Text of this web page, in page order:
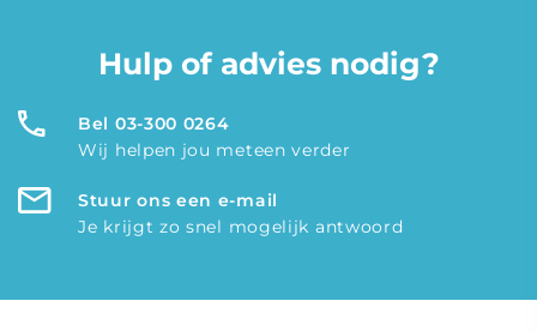
Hulp of advies nodig?
Bel 03-300 0264
Wij helpen jou meteen verder
Stuur ons een e-mail
Je krijgt zo snel mogelijk antwoord